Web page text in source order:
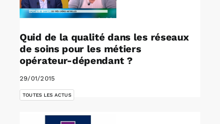
Quid de la qualité dans les réseaux
de soins pour les métiers
opérateur-dépendant ?
29/01/2015
TOUTES LES ACTUS